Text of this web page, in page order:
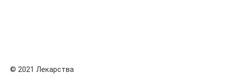
© 2021 Лекарства